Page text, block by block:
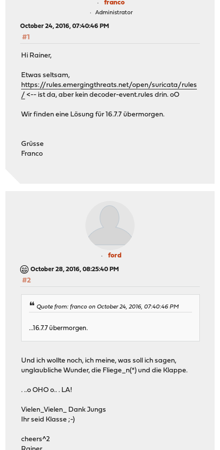
franco
Administrator
October 24, 2016, 07:40:46 PM
#1
Hi Rainer,
Etwas seltsam,
https://rules.emergingthreats.net/open/suricata/rules
/ <-- ist da, aber kein decoder-event.rules drin. oO
Wir finden eine Lösung für 16.7.7 übermorgen.
Grüsse
Franco
ford
October 28, 2016, 08:25:40 PM
#2
Quote from: franco on October 24, 2016, 07:40:46 PM
...16.7.7 übermorgen.
Und ich wollte noch, ich meine, was soll ich sagen,
unglaubliche Wunder, die Fliege_n(*) und die Klappe.
. ..o OHO o.. . LA!
Vielen_Vielen_ Dank Jungs
Ihr seid Klasse ;-)
cheers^2